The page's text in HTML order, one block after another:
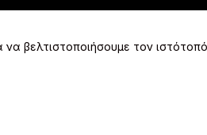
βελτιστοποιήσουμε τονΑΡΧΙΚΗ